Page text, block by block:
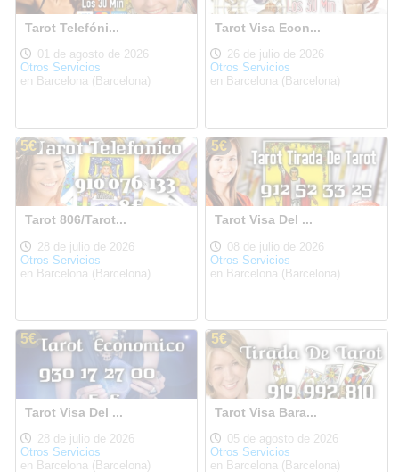
Tarot Telefóni...
01 de agosto de 2026
Otros Servicios
en Barcelona (Barcelona)
Tarot Visa Econ...
26 de julio de 2026
Otros Servicios
en Barcelona (Barcelona)
5€
Tarot 806/Tarot...
28 de julio de 2026
Otros Servicios
en Barcelona (Barcelona)
5€
Tarot Visa Del ...
08 de julio de 2026
Otros Servicios
en Barcelona (Barcelona)
5€
Tarot Visa Del ...
28 de julio de 2026
Otros Servicios
en Barcelona (Barcelona)
5€
Tarot Visa Bara...
05 de agosto de 2026
Otros Servicios
en Barcelona (Barcelona)